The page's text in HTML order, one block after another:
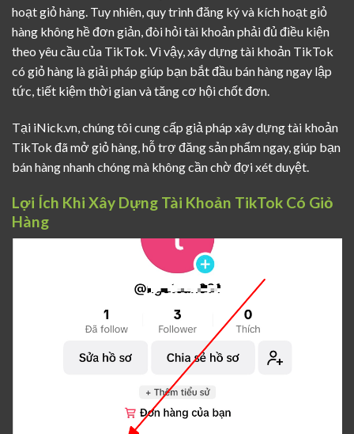
hoạt giỏ hàng. Tuy nhiên, quy trình đăng ký và kích hoạt giỏ
hàng không hề đơn giản, đòi hỏi tài khoản phải đủ điều kiện
theo yêu cầu của TikTok. Vì vậy, xây dựng tài khoản TikTok
có giỏ hàng là giải pháp giúp bạn bắt đầu bán hàng ngay lập
tức, tiết kiệm thời gian và tăng cơ hội chốt đơn.
Tại iNick.vn, chúng tôi cung cấp giả pháp xây dựng tài khoản
TikTok đã mở giỏ hàng, hỗ trợ đăng sản phẩm ngay, giúp bạn
bán hàng nhanh chóng mà không cần chờ đợi xét duyệt.
Lợi Ích Khi Xây Dựng Tài Khoản TikTok Có Giỏ
Hàng